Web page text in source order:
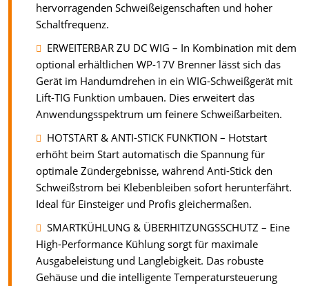
hervorragenden Schweißeigenschaften und hoher
Schaltfrequenz.
ERWEITERBAR ZU DC WIG – In Kombination mit dem
optional erhältlichen WP-17V Brenner lässt sich das
Gerät im Handumdrehen in ein WIG-Schweißgerät mit
Lift-TIG Funktion umbauen. Dies erweitert das
Anwendungsspektrum um feinere Schweißarbeiten.
HOTSTART & ANTI-STICK FUNKTION – Hotstart
erhöht beim Start automatisch die Spannung für
optimale Zündergebnisse, während Anti-Stick den
Schweißstrom bei Klebenbleiben sofort herunterfährt.
Ideal für Einsteiger und Profis gleichermaßen.
SMARTKÜHLUNG & ÜBERHITZUNGSSCHUTZ – Eine
High-Performance Kühlung sorgt für maximale
Ausgabeleistung und Langlebigkeit. Das robuste
Gehäuse und die intelligente Temperatursteuerung